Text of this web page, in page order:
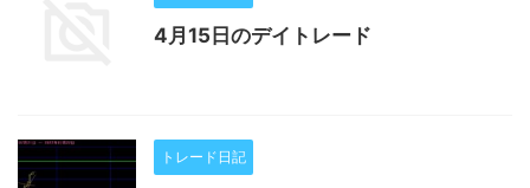
4月15日のデイトレード
トレード日記